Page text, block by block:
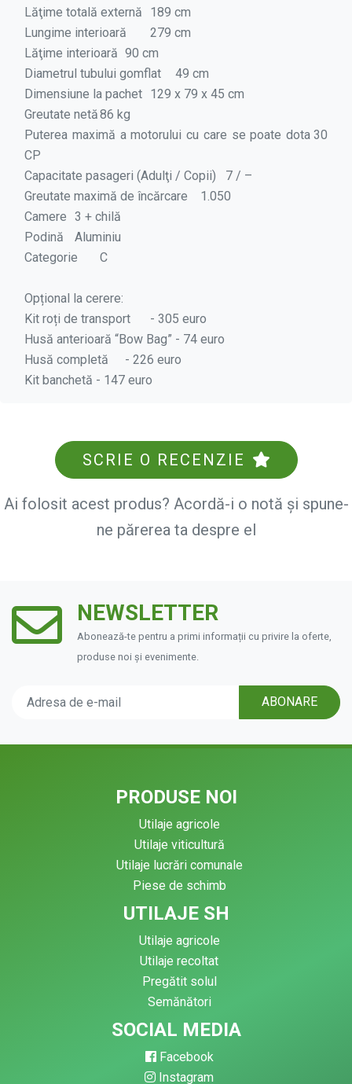
Lăţime totală externă
189 cm
Lungime interioară
279 cm
Lăţime interioară 90 cm
Diametrul tubului gomflat
49 cm
Dimensiune la pachet 129 x 79 x 45 cm
Greutate netă86 kg
Puterea maximă a motorului cu care se poate dota 30
CP
Capacitate pasageri (Adulţi / Copii)
7 / –
Greutate maximă de încărcare
1.050
Camere 3 + chilă
Podină
Aluminiu
Categorie
C
Opțional la cerere:
Kit roți de transport
- 305 euro
Husă anterioară “Bow Bag” - 74 euro
Husă completă
- 226 euro
Kit banchetă - 147 euro
SCRIE O RECENZIE
Ai folosit acest produs? Acordă-i o notă și spune-
ne părerea ta despre el
NEWSLETTER
Abonează-te pentru a primi informații cu privire la oferte,
produse noi și evenimente.
ABONARE
PRODUSE NOI
Utilaje agricole
Utilaje viticultură
Utilaje lucrări comunale
Piese de schimb
UTILAJE SH
Utilaje agricole
Utilaje recoltat
Pregătit solul
Semănători
SOCIAL MEDIA
Facebook
Instagram